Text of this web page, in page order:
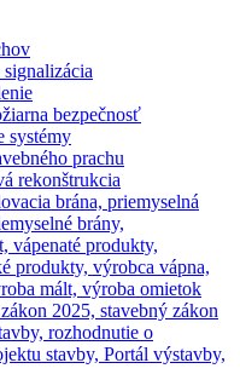
signalizácia
bezpečnosť
systémy
prachu
rekonštrukcia
brána, priemyselná
brány,
vápenaté produkty,
produkty, výrobca vápna,
mált, výroba omietok
2025, stavebný zákon
rozhodnutie o
stavby, Portál výstavby,